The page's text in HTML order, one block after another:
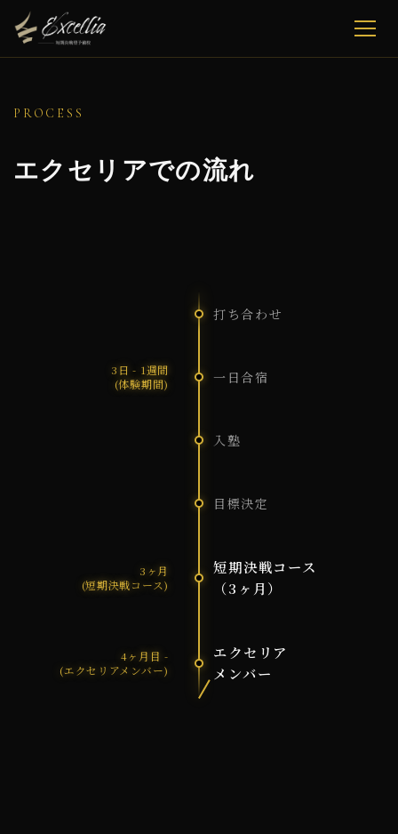
PROCESS
エクセリアでの流れ
3日 - 1週間
(体験期間)
3ヶ月
(短期決戦コース)
4ヶ月目 -
(エクセリアメンバー)
打ち合わせ
一日合宿
入塾
目標決定
短期決戦コース
（3ヶ月）
エクセリア
メンバー